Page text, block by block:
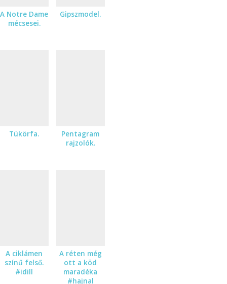
A Notre Dame
mécsesei.
Gipszmodel.
Tükörfa.
Pentagram
rajzolók.
A ciklámen
színű felső.
#idill
A réten még
ott a köd
maradéka
#hajnal